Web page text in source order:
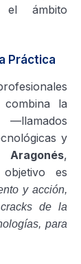
el ámbito
Práctica
la
—llamados
y
,
es
y acción,
de la
para